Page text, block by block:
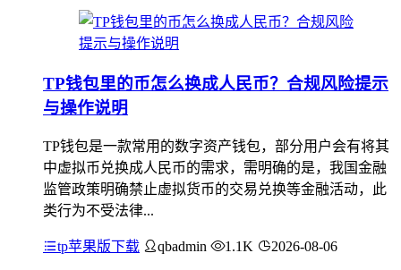
TP钱包里的币怎么换成人民币？合规风险提示
与操作说明
TP钱包是一款常用的数字资产钱包，部分用户会有将其
中虚拟币兑换成人民币的需求，需明确的是，我国金融
监管政策明确禁止虚拟货币的交易兑换等金融活动，此
类行为不受法律...
tp苹果版下载 qbadmin 1.1K 2026-08-06